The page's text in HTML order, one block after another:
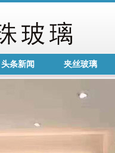
头条新闻 夹丝玻璃